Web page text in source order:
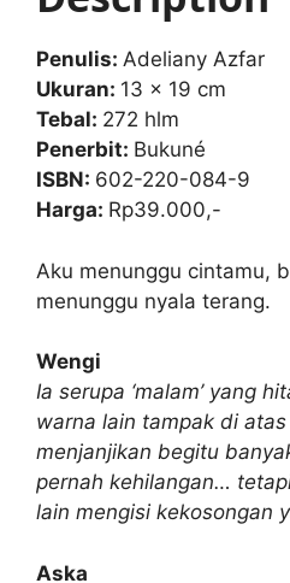
p
p
o
o
k
Penulis: Adeliany Azfar
Ukuran: 13 x 19 cm
Tebal: 272 hlm
Penerbit: Bukuné
ISBN: 602-220-084-9
Harga: Rp39.000,-
Aku menunggu cintamu,
menunggu nyala terang.
Wengi
Ia serupa ‘malam’ yang
warna lain tampak di
menjanjikan begitu
pernah kehilangan…
lain mengisi kekosongan
Aska